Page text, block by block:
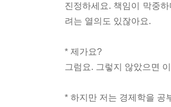
읽어보기를 강력 추천한다!
진정하세요. 책임이 막중
려는 열의도 있잖아요.
* 제가요?
그럼요. 그렇지 않았으면
* 하지만 저는 경제학을 공